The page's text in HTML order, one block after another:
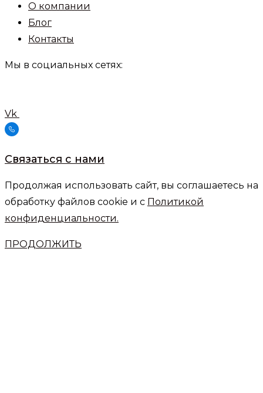
О компании
Блог
Контакты
Мы в социальных сетях:
Vk
Связаться с нами
Продолжая использовать сайт, вы соглашаетесь на
обработку файлов cookie и с Политикой
конфиденциальности.
ПРОДОЛЖИТЬ